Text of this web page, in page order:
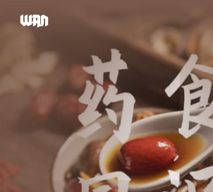
K 关闭快捷键功能
打开中控台
M 播放/暂停音乐
D 深色/浅色显示模式